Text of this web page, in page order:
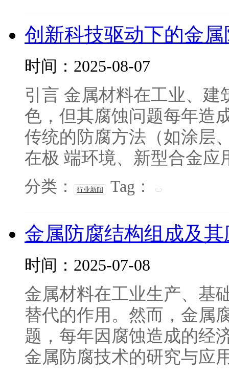
创新科技驱动下的金
时间：2025-08-07
引言 金属材料在工业、
色，但其腐蚀问题每年造
传统的防腐方法（如涂层
在极 端环境、新型合金应
分类： 行业新闻 Tag：
金属防腐结构组成及
时间：2025-07-08
金属材料在工业生产、基
替代的作用。然而，金属
题，每年因腐蚀造成的经
金属防腐技术的研究与应